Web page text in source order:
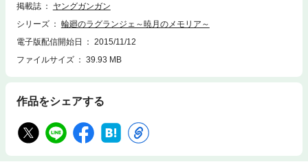
掲載誌
ヤングガンガン
シリーズ
輪廻のラグランジェ～暁月のメモリア～
電子版配信開始日
2015/11/12
ファイルサイズ
39.93 MB
作品をシェアする